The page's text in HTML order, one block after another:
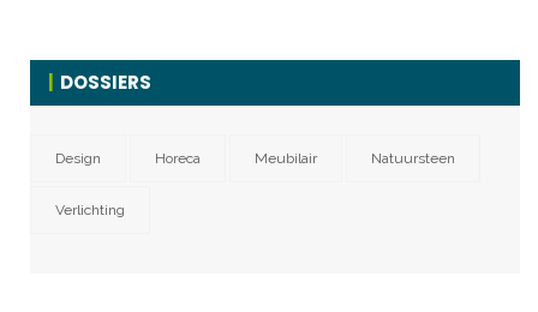
DOSSIERS
Design Horeca Meubilair Natuursteen
Verlichting